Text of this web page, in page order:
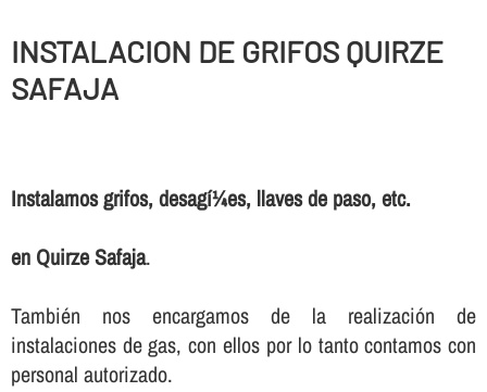
INSTALACION DE GRIFOS QUIRZE
SAFAJA
Instalamos grifos, desagí¼es, llaves de paso, etc.
en Quirze Safaja.
También nos encargamos de la realización de
instalaciones de gas, con ellos por lo tanto contamos con
personal autorizado.